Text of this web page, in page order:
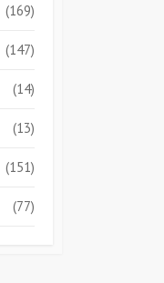
(169)
(147)
(14)
(13)
(151)
(77)